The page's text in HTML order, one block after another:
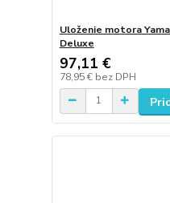
Uloženie motora
Deluxe
97,11 €
78,95 € bez DPH